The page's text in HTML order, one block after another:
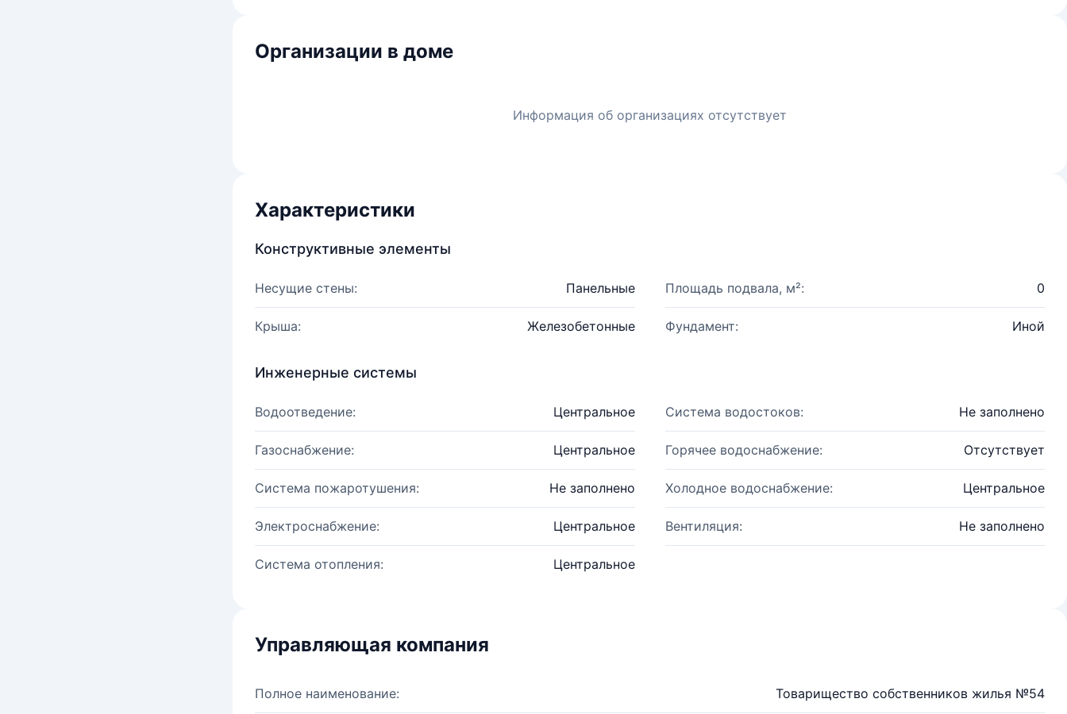
Организации в доме
Информация об организациях отсутствует
Характеристики
Конструктивные элементы
Несущие стены: Панельные Площадь подвала, м²: 0
Крыша: Железобетонные Фундамент: Иной
Инженерные системы
Водоотведение: Центральное Система водостоков: Не заполнено
Газоснабжение: Центральное Горячее водоснабжение: Отсутствует
Система пожаротушения: Не заполнено Холодное водоснабжение: Центральное
Электроснабжение: Центральное Вентиляция: Не заполнено
Система отопления: Центральное
Управляющая компания
Полное наименование: Товарищество собственников жилья №54